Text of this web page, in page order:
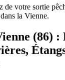
de votre sortie
dans la Vienne.
(86) :